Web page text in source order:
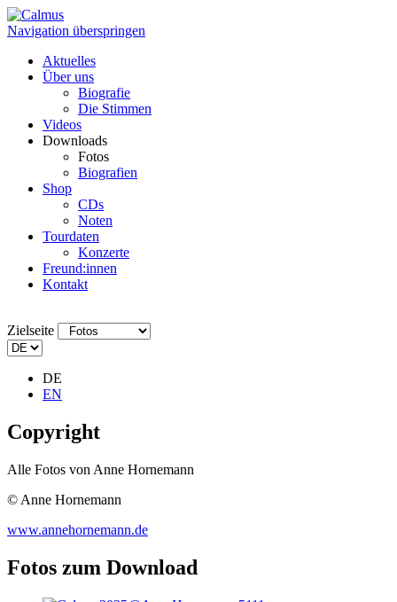
Navigation überspringen
Aktuelles
Über uns
Biografie
Die Stimmen
Videos
Downloads
Fotos
Biografien
Shop
CDs
Noten
Tourdaten
Konzerte
Freund:innen
Kontakt
Zielseite
DE
EN
Copyright
Alle Fotos von Anne Hornemann
© Anne Hornemann
www.annehornemann.de
Fotos zum Download